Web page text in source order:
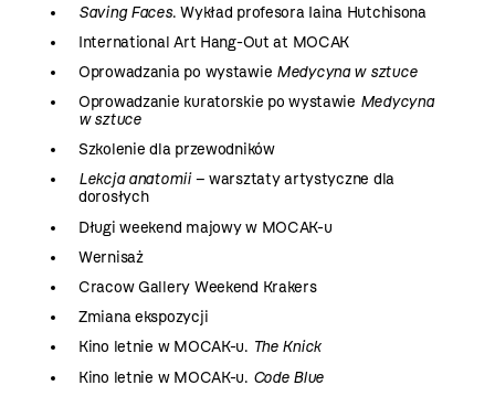
Saving Faces. Wykład profesora Iaina Hutchisona
International Art Hang-Out at MOCAK
Oprowadzania po wystawie Medycyna w sztuce
Oprowadzanie kuratorskie po wystawie Medycyna
w sztuce
Szkolenie dla przewodników
Lekcja anatomii– warsztaty artystyczne dla
dorosłych
Długi weekend majowy w MOCAK-u
Wernisaż
Cracow Gallery Weekend Krakers
Zmiana ekspozycji
Kino letnie w MOCAK-u. The Knick
Kino letnie w MOCAK-u. Code Blue